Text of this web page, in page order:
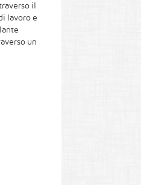
il
lavoro e
un